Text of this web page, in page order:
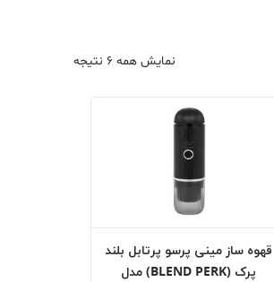
نمایش همه ۶ نتیجه
قهوه ساز مینی پرسو پرتابل بلند
پرک (BLEND PERK) مدل